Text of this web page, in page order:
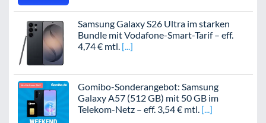
Samsung Galaxy S26 Ultra im starken
Bundle mit Vodafone-Smart-Tarif – eff.
4,74 € mtl.
Gomibo-Sonderangebot: Samsung
Galaxy A57 (512 GB) mit 50 GB im
Telekom-Netz – eff. 3,54 € mtl.